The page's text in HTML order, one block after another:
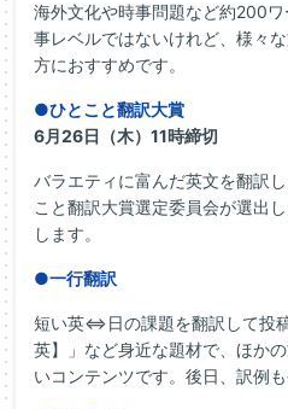
海外文化や時事問題など約200
事レベルではないけれど、様々
方におすすめです。
●ひとこと翻訳大賞
6月26日（木）11時締切
バラエティに富んだ英文を翻訳
こと翻訳大賞選定委員会が選出
します。
●一行翻訳
短い英⇔日の課題を翻訳して投
英】」など身近な題材で、ほか
いコンテンツです。後日、訳例も